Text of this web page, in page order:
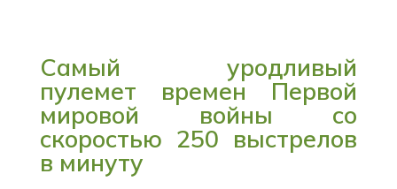
Самый уродливый
пулемет времен Первой
мировой войны со
скоростью 250 выстрелов
в минуту